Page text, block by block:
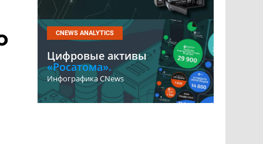
CNEWS ANALYTICS
Цифровые активы
«Росатома».
Инфографика CNews